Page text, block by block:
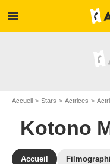
menu
Accueil Stars Actrices
Kotono
Accueil